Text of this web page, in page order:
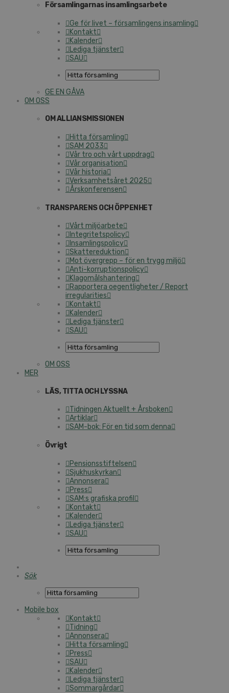
Församlingarnas insamlingsarbete
Ge för livet – församlingens insamling
Kontakt
Kalender
Lediga tjänster
SAU
GE EN GÅVA
OM OSS
OM ALLIANSMISSIONEN
Hitta församling
SAM 2033
Vår tro och vårt uppdrag
Vår organisation
Vår historia
Verksamhetsåret 2025
Årskonferensen
TRANSPARENS OCH ÖPPENHET
Vårt miljöarbete
Integritetspolicy
Insamlingspolicy
Skattereduktion
Mot övergrepp – för en trygg miljö
Anti-korruptionspolicy
Klagomålshantering
Rapportera oegentligheter / Report
irregularities
Kontakt
Kalender
Lediga tjänster
SAU
OM OSS
MER
LÄS, TITTA OCH LYSSNA
Tidningen Aktuellt + Årsboken
Artiklar
SAM-bok: För en tid som denna
Övrigt
Pensionsstiftelsen
Sjukhuskyrkan
Annonsera
Press
SAM:s grafiska profil
Kontakt
Kalender
Lediga tjänster
SAU
Sök
Mobile box
Kontakt
Tidning
Annonsera
Hitta församling
Press
SAU
Kalender
Lediga tjänster
Sommargårdar